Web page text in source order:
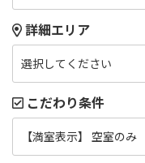
詳細エリア
選択してください
こだわり条件
【満室表示】 空室のみ